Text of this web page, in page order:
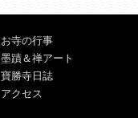
お寺の行事
墨蹟＆禅アート
寶勝寺日誌
アクセス